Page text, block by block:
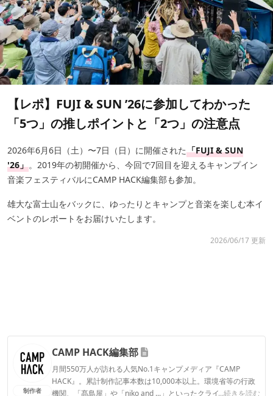
【レポ】FUJI & SUN ’26に参加してわかった
「5つ」の推しポイントと「2つ」の注意点
2026年6月6日（土）〜7日（日）に開催された「FUJI & SUN
'26」。2019年の初開催から、今回で7回目を迎えるキャンプイン
音楽フェスティバルにCAMP HACK編集部も参加。
雄大な富士山をバックに、ゆったりとキャンプと音楽を楽しむ本イ
ベントのレポートをお届けいたします。
2026/06/17 更新
制作者
CAMP HACK編集部
月間550万人が訪れる人気No.1キャンプメディア『CAMP
HACK』。累計制作記事本数は10,000本以上。環境省等の行政
機関、「髙島屋」や「niko and ...」といったクライアントとの
...続きを読む